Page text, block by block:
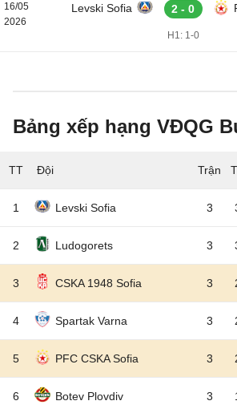
16/05
2026
Levski Sofia 2 - 0
H1: 1-0
Bảng xếp hạng VĐQG
TT Đội
1 Levski Sofia 3
2 Ludogorets 3
3 CSKA 1948 Sofia 3
4 Spartak Varna 3
5 PFC CSKA Sofia 3
6 Botev Plovdiv 3